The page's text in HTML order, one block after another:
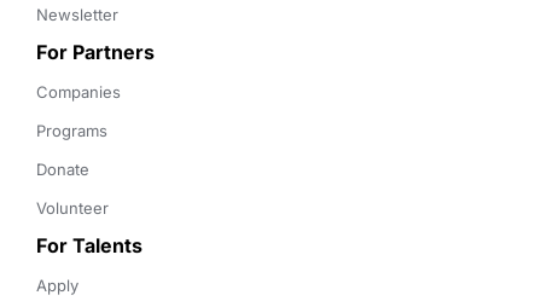
Newsletter
For Partners
Companies
Programs
Donate
Volunteer
For Talents
Apply